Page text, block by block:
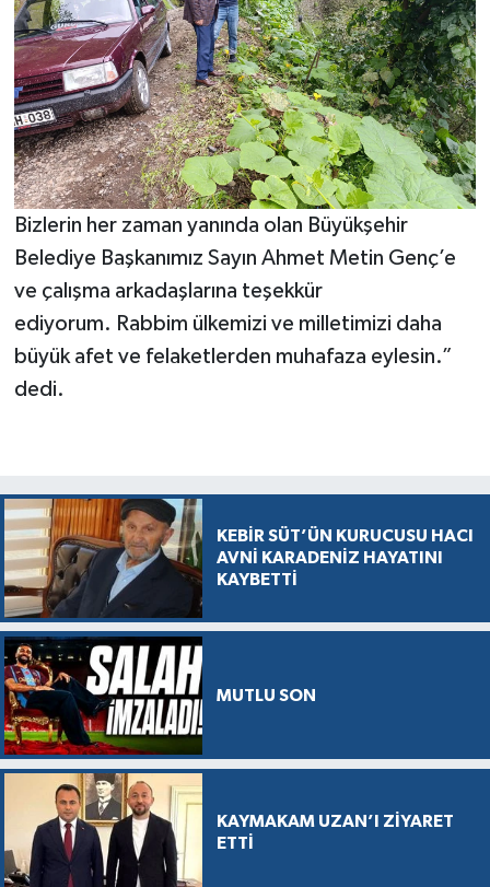
Bizlerin her zaman yanında olan Büyükşehir
Belediye Başkanımız Sayın Ahmet Metin Genç’e
ve çalışma arkadaşlarına teşekkür
ediyorum. Rabbim ülkemizi ve milletimizi daha
büyük afet ve felaketlerden muhafaza eylesin.”
dedi.
KEBİR SÜT’ÜN KURUCUSU HACI
AVNİ KARADENİZ HAYATINI
KAYBETTİ
MUTLU SON
KAYMAKAM UZAN’I ZİYARET
ETTİ